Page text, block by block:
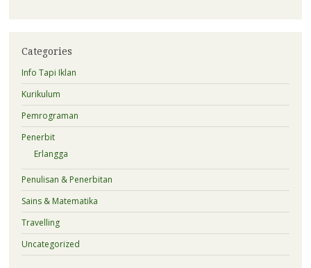
Categories
Info Tapi Iklan
Kurikulum
Pemrograman
Penerbit
Erlangga
Penulisan & Penerbitan
Sains & Matematika
Travelling
Uncategorized